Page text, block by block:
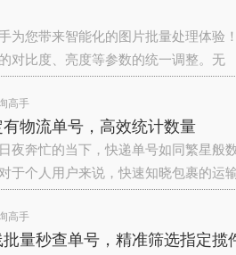
为您带来智能化的图片批量处理体
对比度、亮度等参数的统一调整。无
高手
物流单号，高效统计数量
夜奔忙的当下，快递单号如同繁星
于个人用户来说，快速知晓包裹的运
高手
量秒查单号，精准筛选指定揽